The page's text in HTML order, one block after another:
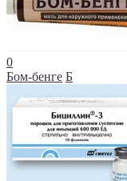
0
Бом-бенге Б